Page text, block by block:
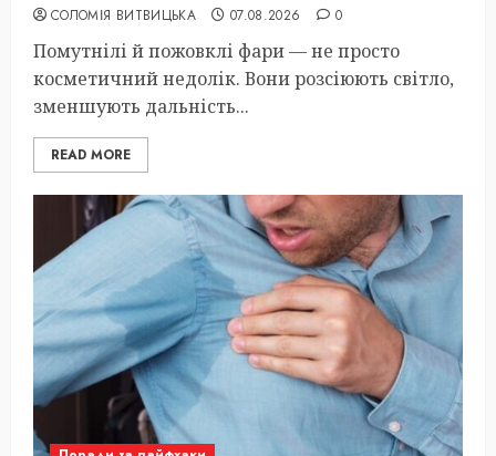
СОЛОМІЯ ВИТВИЦЬКА 07.08.2026 0
Помутнілі й пожовклі фари — не просто
косметичний недолік. Вони розсіюють світло,
зменшують дальність...
READ MORE